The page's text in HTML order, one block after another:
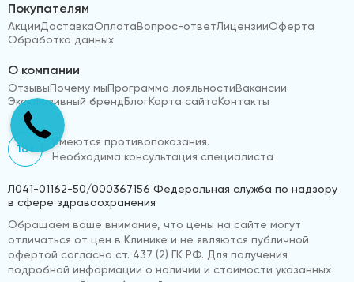
Покупателям
АкцииДоставкаОплатаВопрос-ответЛицензииОферта
Обработка данных
О компании
ОтзывыПочему мыПрограмма лояльностиВакансии
Эксклюзивный брендБлогКарта сайтаКонтакты
18+
Имеются противопоказания.
Необходима консультация специалиста
Л041-01162-50/000367156 Федеральная служба по надзору
в сфере здравоохранения
Обращаем ваше внимание, что цены на сайте могут
отличаться от цен в Клинике и не являются публичной
офертой согласно ст. 437 (2) ГК РФ. Для получения
подробной информации о наличии и стоимости указанных